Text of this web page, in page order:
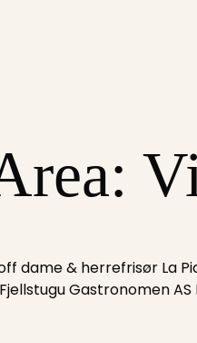
dame & herrefrisør
Gastronomen AS